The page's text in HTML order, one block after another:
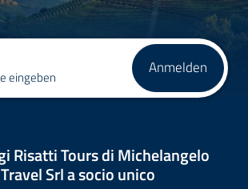
eingeben Anmelden
Risatti Tours di Michelangelo
Srl a socio unico